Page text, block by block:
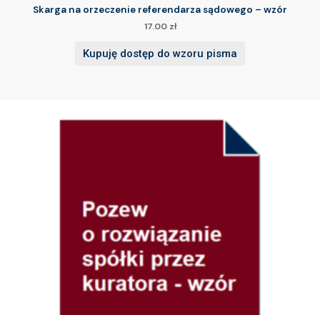
Skarga na orzeczenie referendarza sądowego – wzór
17.00 zł
Kupuję dostęp do wzoru pisma